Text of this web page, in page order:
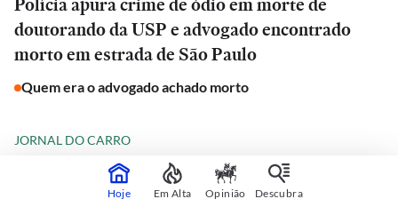
doutorando da USP e advogado encontrado
morto em estrada de São Paulo
Quem era o advogado achado morto
JORNAL DO CARRO
iCaur chega ao Brasil com SUV 'estilo
Defender', que promete rodar mais de 1.000 km
Hoje Em Alta Opinião Descubra